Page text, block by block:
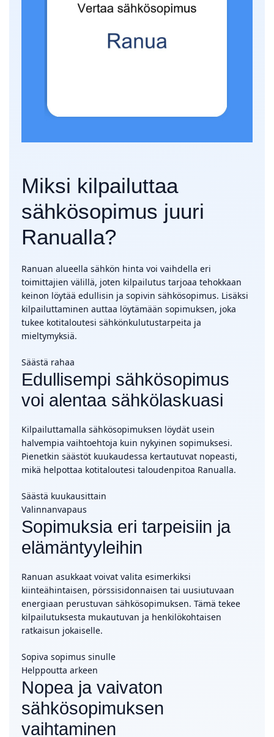
Miksi kilpailuttaa
sähkösopimus juuri
Ranualla?
Ranuan alueella sähkön hinta voi vaihdella eri
toimittajien välillä, joten kilpailutus tarjoaa tehokkaan
keinon löytää edullisin ja sopivin sähkösopimus. Lisäksi
kilpailuttaminen auttaa löytämään sopimuksen, joka
tukee kotitaloutesi sähkönkulutustarpeita ja
mieltymyksiä.
Säästä rahaa
Edullisempi sähkösopimus
voi alentaa sähkölaskuasi
Kilpailuttamalla sähkösopimuksen löydät usein
halvempia vaihtoehtoja kuin nykyinen sopimuksesi.
Pienetkin säästöt kuukaudessa kertautuvat nopeasti,
mikä helpottaa kotitaloutesi taloudenpitoa Ranualla.
Säästä kuukausittain
Valinnanvapaus
Sopimuksia eri tarpeisiin ja
elämäntyyleihin
Ranuan asukkaat voivat valita esimerkiksi
kiinteähintaisen, pörssisidonnaisen tai uusiutuvaan
energiaan perustuvan sähkösopimuksen. Tämä tekee
kilpailutuksesta mukautuvan ja henkilökohtaisen
ratkaisun jokaiselle.
Sopiva sopimus sinulle
Helppoutta arkeen
Nopea ja vaivaton
sähkösopimuksen
vaihtaminen